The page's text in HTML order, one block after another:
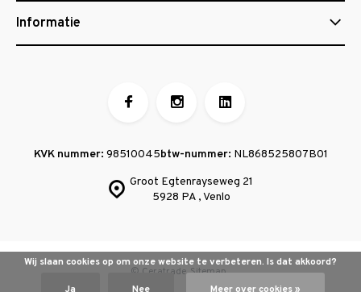
Informatie
Groot Egtenrayseweg 21
5928 PA , Venlo
KVK nummer: 98510045btw-nummer: NL868525807B01
© Ceratrade Sitemap
Wij slaan cookies op om onze website te verbeteren. Is dat akkoord?